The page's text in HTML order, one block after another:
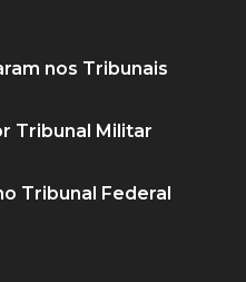
nos Tribunais
Tribunal Militar
Tribunal Federal